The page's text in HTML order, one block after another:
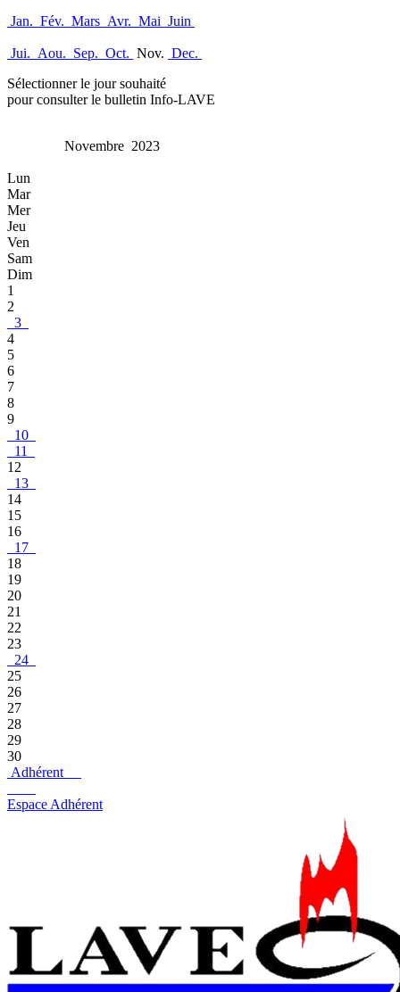
Jan. Fév. Mars Avr. Mai Juin
Jui. Aou. Sep. Oct. Nov. Dec.
Sélectionner le jour souhaité
pour consulter le bulletin Info-LAVE
Novembre 2023
Lun
Mar
Mer
Jeu
Ven
Sam
Dim
1
2
3
4
5
6
7
8
9
10
11
12
13
14
15
16
17
18
19
20
21
22
23
24
25
26
27
28
29
30
Adhérent
Espace Adhérent